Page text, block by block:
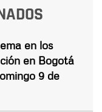
en los
en Bogotá
9 de